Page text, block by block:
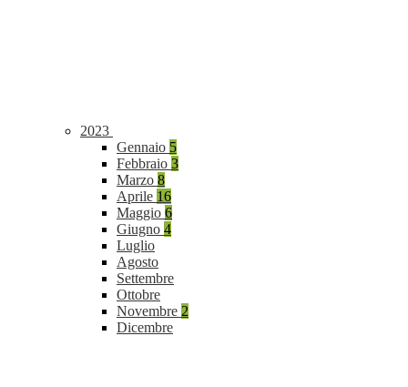
2023
Gennaio 5
Febbraio 3
Marzo 8
Aprile 16
Maggio 6
Giugno 4
Luglio
Agosto
Settembre
Ottobre
Novembre 2
Dicembre